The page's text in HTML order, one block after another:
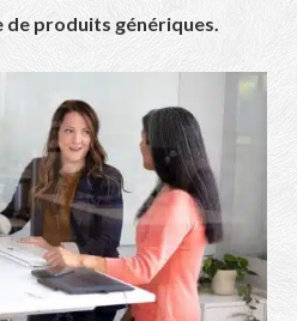
de produits génériques.